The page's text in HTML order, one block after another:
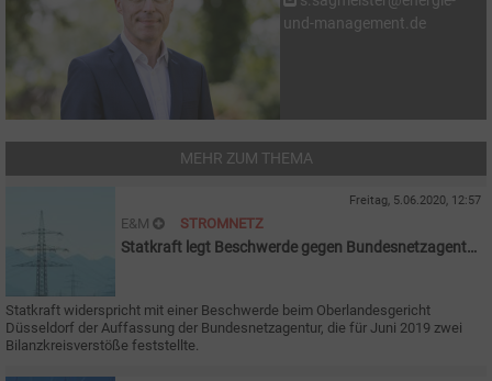
und-management.de
MEHR ZUM THEMA
Freitag, 5.06.2020, 12:57
E&M STROMNETZ
Statkraft legt Beschwerde gegen Bundesnetzagentur
Statkraft widerspricht mit einer Beschwerde beim Oberlandesgericht
Düsseldorf der Auffassung der Bundesnetzagentur, die für Juni 2019 zwei
Bilanzkreisverstöße feststellte.